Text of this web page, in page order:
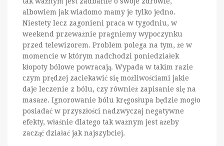
albowiem jak wiadomo mamy je tylko jedno.
Niestety lecz zagonieni praca w tygodniu, w
weekend przeważnie pragniemy wypoczynku
przed telewizorem. Problem polega na tym, że w
momencie w którym nadchodzi poniedziałek
kłopoty bólowe powracają. Wypada w takim razie
czym prędzej zaciekawić się możliwościami jakie
daje leczenie z bólu, czy również zapisanie się na
masaże. Ignorowanie bólu kręgosłupa będzie mogło
posiadać w przyszłości nadzwyczaj negatywne
efekty, właśnie dlatego tak ważnym jest ażeby
zacząć działać jak najszybciej.